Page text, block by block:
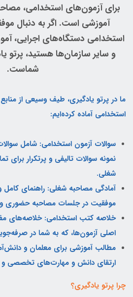
برای آزمون‌های استخدامی،
آموزشی است. اگر به دنبال
استخدامی دستگاه‌های اجرایی،
و سایر سازمان‌ها هستید، پرتو
شماست.
ما در پرتو یادگیری، طیف وسیعی از
استخدامی آماده کرده‌ایم:
سوالات آزمون استخدامی: شامل
نمونه سوالات تالیفی و پرتکرار
شغلی.
آمادگی مصاحبه شغلی: راهنمای کامل
موفقیت در جلسات مصاحبه حضوری و
خلاصه کتب استخدامی: خلاصه‌های
اصلی آزمون‌ها، که به شما در
مطالب آموزشی برای معلمان و
ارتقای دانش و مهارت‌های تخصصی
چرا پرتو یادگیری؟